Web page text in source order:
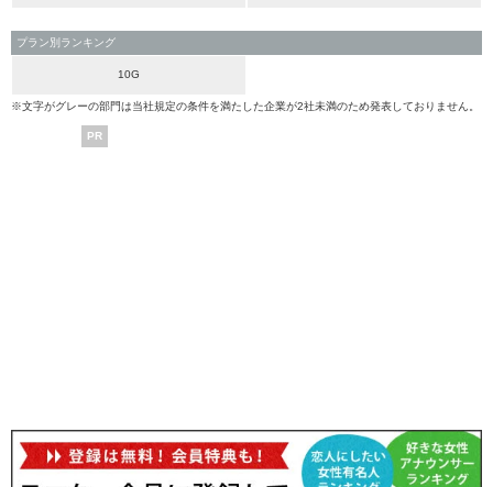
プラン別ランキング
10G
※文字がグレーの部門は当社規定の条件を満たした企業が2社未満のため発表しておりません。
PR